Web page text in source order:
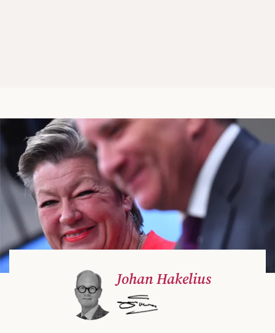
Johan Hakelius